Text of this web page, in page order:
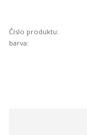
Číslo produktu:
barva: